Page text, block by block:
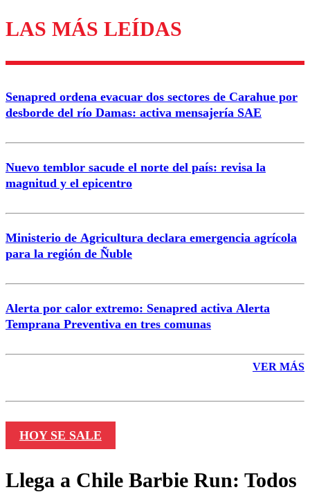
Los comentarios son moderados para garantizar un
diálogo respetuoso.
Correo
LAS MÁS LEÍDAS
Senapred ordena evacuar dos sectores de Carahue por
desborde del río Damas: activa mensajería SAE
Nuevo temblor sacude el norte del país: revisa la
magnitud y el epicentro
Ministerio de Agricultura declara emergencia agrícola
para la región de Ñuble
Alerta por calor extremo: Senapred activa Alerta
Temprana Preventiva en tres comunas
VER MÁS
HOY SE SALE
Llega a Chile Barbie Run: Todos